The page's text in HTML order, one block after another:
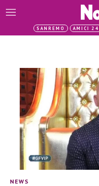
SANREMO AMICI 24
NEWS